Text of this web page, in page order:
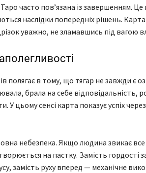
часто пов’язана із завершенням.
наслідки попередніх рішень.
уважно, не зламавшись під вагою
полягає в тому, що тягар не завжди є
брала на себе відповідальність,
У цьому сенсі карта показує успіх
небезпека. Якщо людина звикає
на пастку. Замість гордості
замість руху вперед — механічне